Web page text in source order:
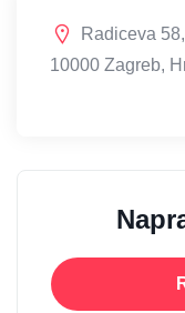
Radiceva
10000 Zagreb,